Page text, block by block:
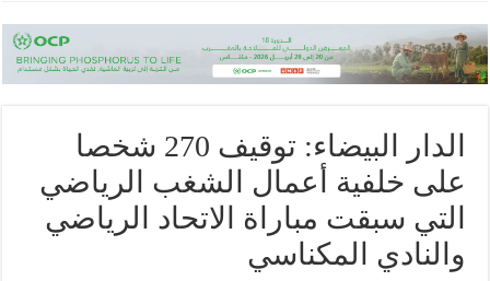
الدار البيضاء: توقيف 270 شخصا
على خلفية أعمال الشغب الرياضي
التي سبقت مباراة الاتحاد الرياضي
والنادي المكناسي